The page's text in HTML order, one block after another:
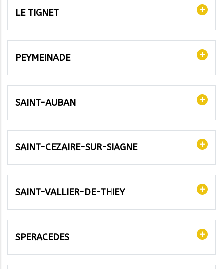
LE TIGNET
PEYMEINADE
SAINT-AUBAN
SAINT-CEZAIRE-SUR-SIAGNE
SAINT-VALLIER-DE-THIEY
SPERACEDES